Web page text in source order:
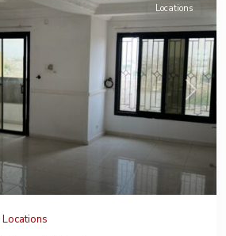
Next
Locations
Locations